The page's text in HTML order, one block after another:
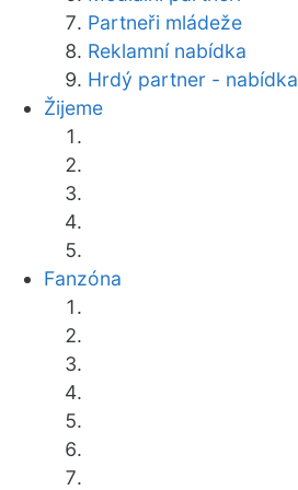
Partneři mládeže
Reklamní nabídka
Hrdý partner - nabídka
Žijeme
Fanzóna